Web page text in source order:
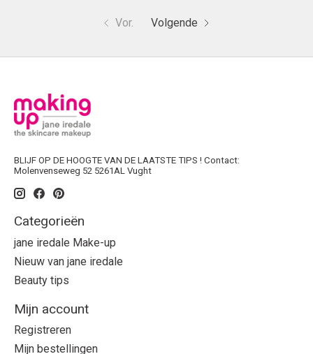
Vor. Volgende
BLIJF OP DE HOOGTE VAN DE LAATSTE TIPS ! Contact:
Molenvenseweg 52 5261AL Vught
Categorieën
jane iredale Make-up
Nieuw van jane iredale
Beauty tips
Mijn account
Registreren
Mijn bestellingen